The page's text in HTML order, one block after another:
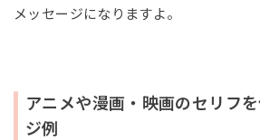
メッセージになりますよ。
アニメや漫画・映画のセリフ
ジ例